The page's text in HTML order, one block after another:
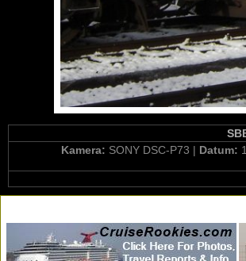
Kamera: SONY DSC-P73 | Datum: